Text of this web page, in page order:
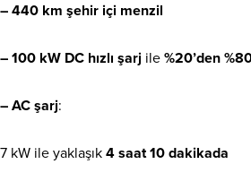
– 440 km şehir içi menzil
– 100 kW DC hızlı şarj ile %20’den
– AC şarj:
7 kW ile yaklaşık 4 saat 10 dakikada